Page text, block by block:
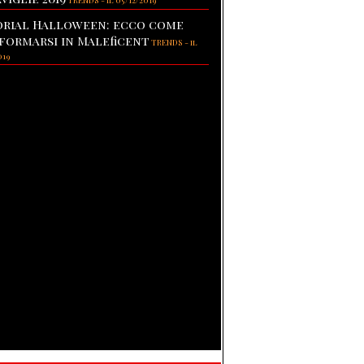
Halloween: ecco come
in Maleficent TRENDS -il